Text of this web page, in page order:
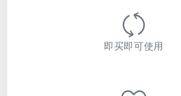
即买即可使用